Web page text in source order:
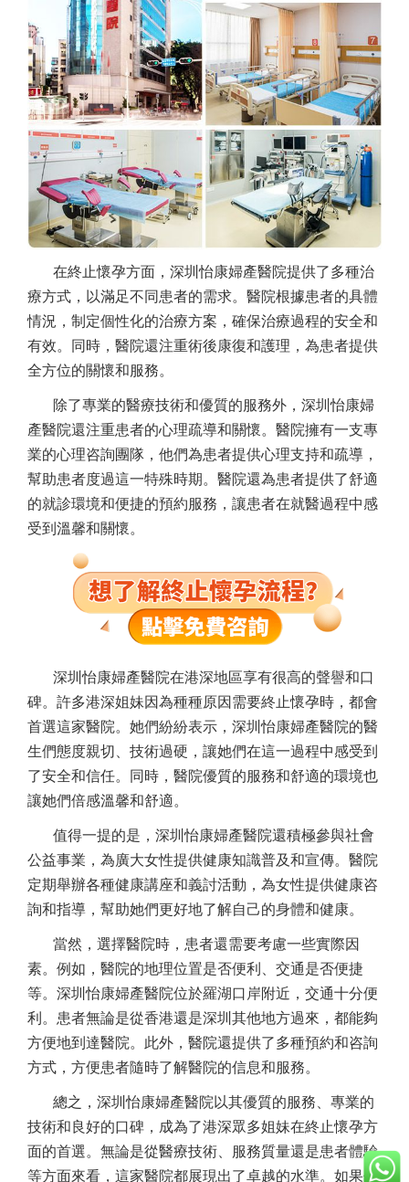
在終止懷孕方面，深圳怡康婦產醫院提供了多種治
療方式，以滿足不同患者的需求。醫院根據患者的具體
情況，制定個性化的治療方案，確保治療過程的安全和
有效。同時，醫院還注重術後康復和護理，為患者提供
全方位的關懷和服務。
除了專業的醫療技術和優質的服務外，深圳怡康婦
產醫院還注重患者的心理疏導和關懷。醫院擁有一支專
業的心理咨詢團隊，他們為患者提供心理支持和疏導，
幫助患者度過這一特殊時期。醫院還為患者提供了舒適
的就診環境和便捷的預約服務，讓患者在就醫過程中感
受到溫馨和關懷。
深圳怡康婦產醫院在港深地區享有很高的聲譽和口
碑。許多港深姐妹因為種種原因需要終止懷孕時，都會
首選這家醫院。她們紛紛表示，深圳怡康婦產醫院的醫
生們態度親切、技術過硬，讓她們在這一過程中感受到
了安全和信任。同時，醫院優質的服務和舒適的環境也
讓她們倍感溫馨和舒適。
值得一提的是，深圳怡康婦產醫院還積極參與社會
公益事業，為廣大女性提供健康知識普及和宣傳。醫院
定期舉辦各種健康講座和義討活動，為女性提供健康咨
詢和指導，幫助她們更好地了解自己的身體和健康。
當然，選擇醫院時，患者還需要考慮一些實際因
素。例如，醫院的地理位置是否便利、交通是否便捷
等。深圳怡康婦產醫院位於羅湖口岸附近，交通十分便
利。患者無論是從香港還是深圳其他地方過來，都能夠
方便地到達醫院。此外，醫院還提供了多種預約和咨詢
方式，方便患者隨時了解醫院的信息和服務。
總之，深圳怡康婦產醫院以其優質的服務、專業的
技術和良好的口碑，成為了港深眾多姐妹在終止懷孕方
面的首選。無論是從醫療技術、服務質量還是患者體驗
等方面來看，這家醫院都展現出了卓越的水準。如果你